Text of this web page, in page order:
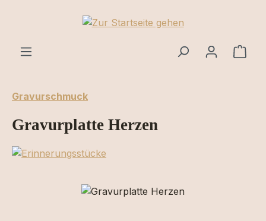
Zum Hauptinhalt springen
Gravurschmuck
Gravurplatte Herzen
Bildergalerie überspringen